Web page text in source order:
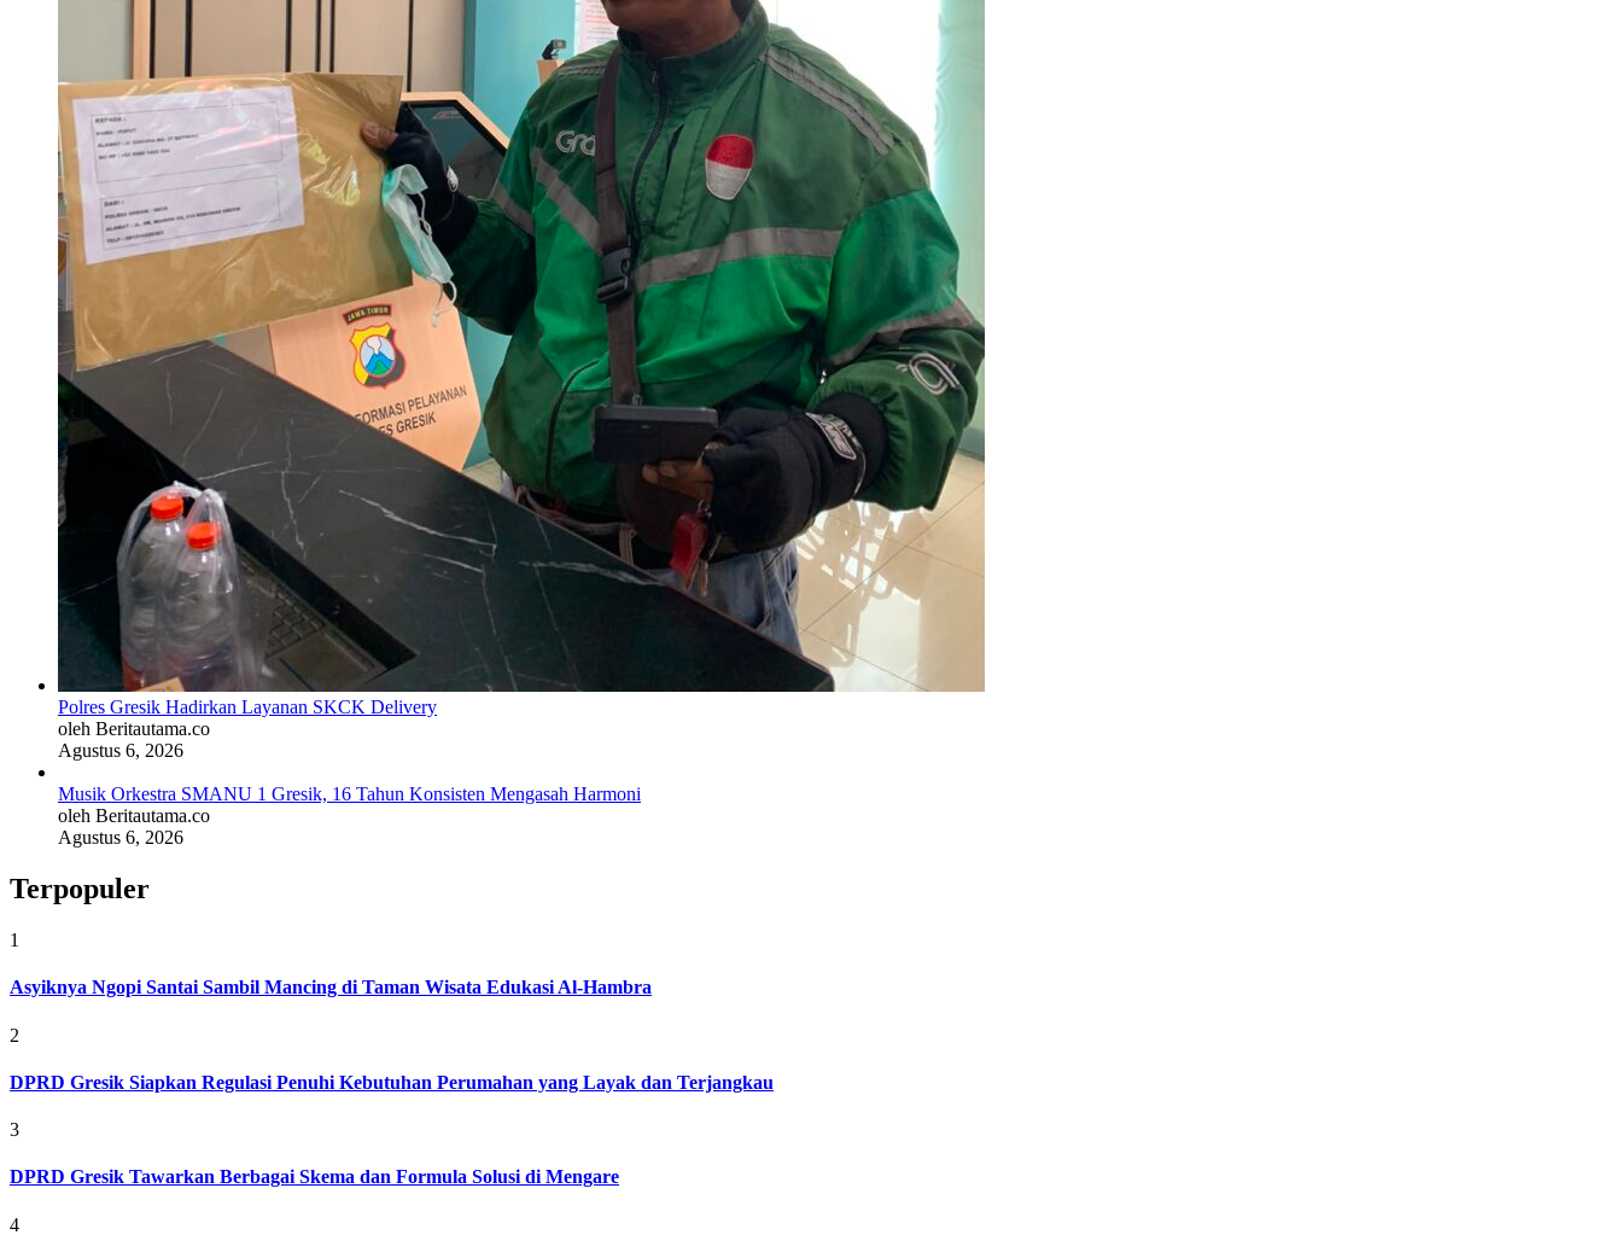
Polres Gresik Hadirkan Layanan SKCK Delivery
oleh Beritautama.co
Agustus 6, 2026
Musik Orkestra SMANU 1 Gresik, 16 Tahun Konsisten Mengasah Harmoni
oleh Beritautama.co
Agustus 6, 2026
Terpopuler
1
Asyiknya Ngopi Santai Sambil Mancing di Taman Wisata Edukasi Al-Hambra
2
DPRD Gresik Siapkan Regulasi Penuhi Kebutuhan Perumahan yang Layak dan Terjangkau
3
DPRD Gresik Tawarkan Berbagai Skema dan Formula Solusi di Mengare
4